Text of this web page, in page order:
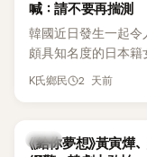
喊：請不要再揣測
韓國近日發生一起令
頗具知名度的日本籍
終不幸身亡，消息
K氏鄉民 2 天前
韓劇
《給你夢想》黃寅